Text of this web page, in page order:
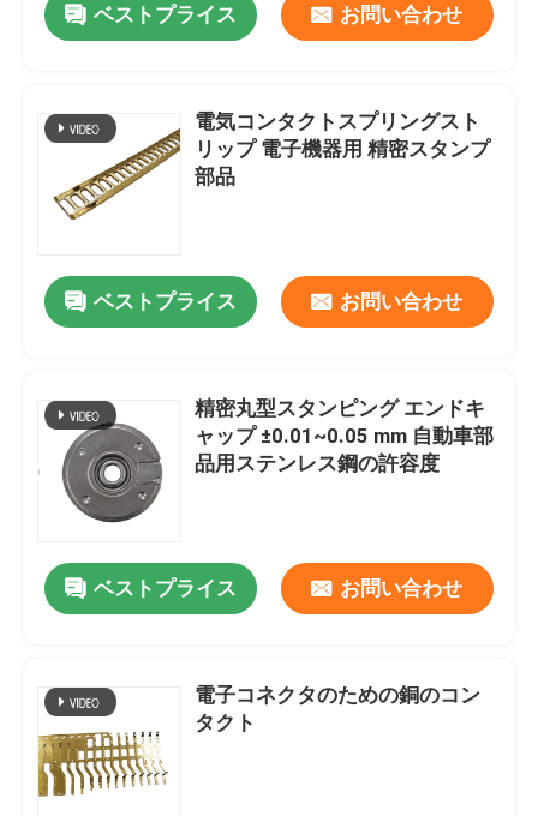
プロダクト
VRショー
工場旅行
私達に連絡しなさい
ニュース
場合
ベストプライス お問い合わせ
電気コンタクトスプリングスト
リップ 電子機器用 精密スタンプ
部品
ベストプライス お問い合わせ
精密丸型スタンピング エンドキ
ャップ ±0.01~0.05 mm 自動車部
品用ステンレス鋼の許容度
ベストプライス お問い合わせ
電子コネクタのための銅のコン
タクト